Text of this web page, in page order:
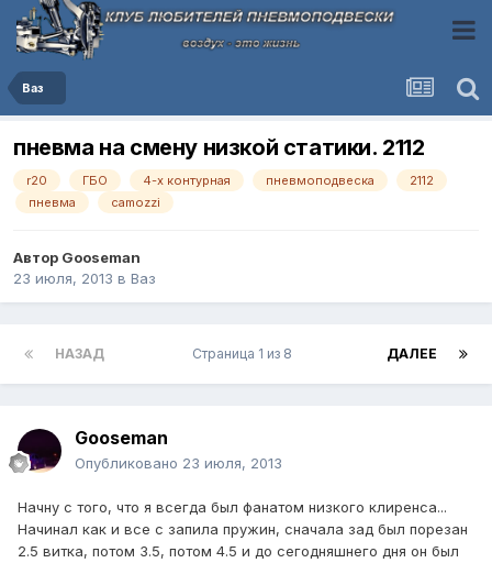
Ваз
пневма на смену низкой статики. 2112
r20 ГБО 4-х контурная пневмоподвеска
2112
пневма
camozzi
Автор Gooseman
23 июля, 2013 в Ваз
НАЗАД ДАЛЕЕ
Страница 1 из 8
Gooseman
Опубликовано 23 июля, 2013
Начну с того, что я всегда был фанатом низкого клиренса...
Начинал как и все с запила пружин, сначала зад был порезан
2.5 витка, потом 3.5, потом 4.5 и до сегодняшнего дня он был